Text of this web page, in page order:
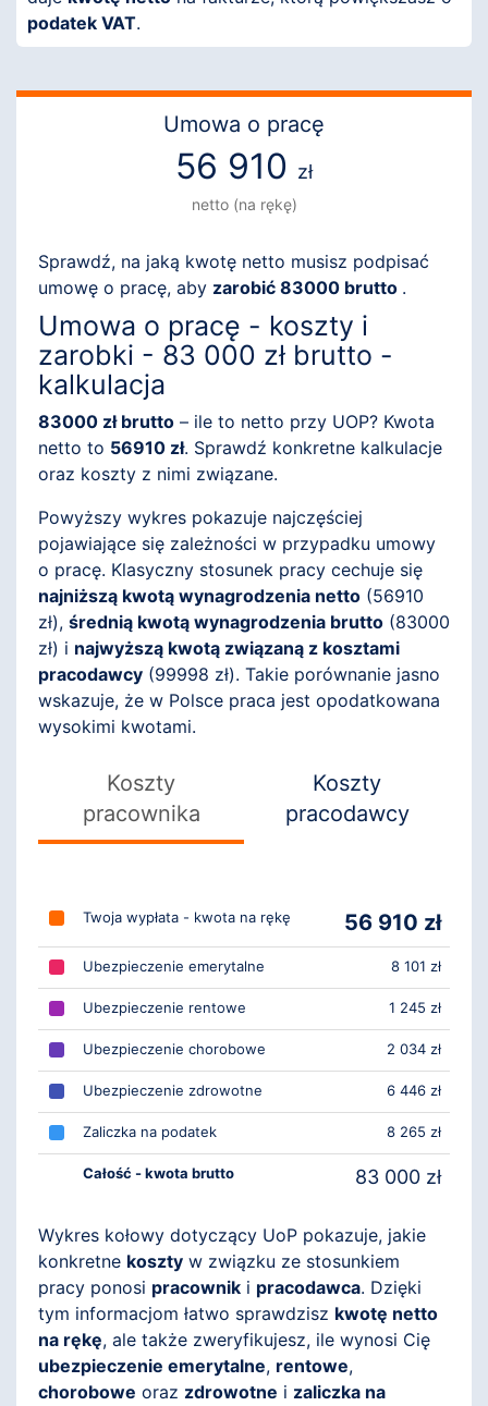
podatek VAT.
Umowa o pracę
56 910 zł
netto (na rękę)
Sprawdź, na jaką kwotę netto musisz podpisać
umowę o pracę, aby zarobić 83000 brutto .
Umowa o pracę - koszty i
zarobki - 83 000 zł brutto -
kalkulacja
83000 zł brutto – ile to netto przy UOP? Kwota
netto to 56910 zł. Sprawdź konkretne kalkulacje
oraz koszty z nimi związane.
Powyższy wykres pokazuje najczęściej
pojawiające się zależności w przypadku umowy
o pracę. Klasyczny stosunek pracy cechuje się
najniższą kwotą wynagrodzenia netto (56910
zł), średnią kwotą wynagrodzenia brutto (83000
zł) i najwyższą kwotą związaną z kosztami
pracodawcy (99998 zł). Takie porównanie jasno
wskazuje, że w Polsce praca jest opodatkowana
wysokimi kwotami.
Koszty
pracownika
Koszty
pracodawcy
Twoja wypłata - kwota na rękę 56 910 zł
Ubezpieczenie emerytalne 8 101 zł
Ubezpieczenie rentowe 1 245 zł
Ubezpieczenie chorobowe 2 034 zł
Ubezpieczenie zdrowotne 6 446 zł
Zaliczka na podatek 8 265 zł
Całość - kwota brutto 83 000 zł
Wykres kołowy dotyczący UoP pokazuje, jakie
konkretne koszty w związku ze stosunkiem
pracy ponosi pracownik i pracodawca. Dzięki
tym informacjom łatwo sprawdzisz kwotę netto
na rękę, ale także zweryfikujesz, ile wynosi Cię
ubezpieczenie emerytalne, rentowe,
chorobowe oraz zdrowotne i zaliczka na